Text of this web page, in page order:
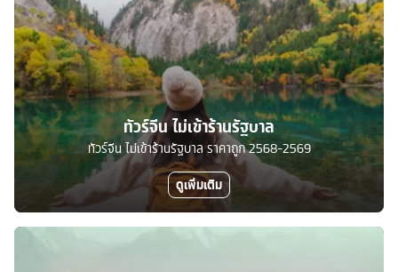
ทัวร์จีน ไม่เข้าร้านรัฐบาล
ทัวร์จีน ไม่เข้าร้านรัฐบาล ราคาถูก 2568-2569
ดูเพิ่มเติม